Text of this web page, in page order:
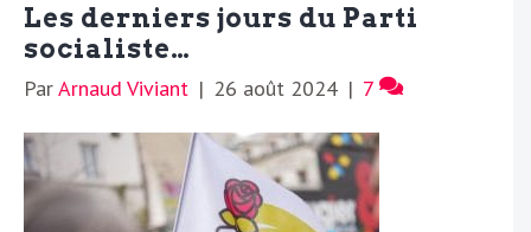
Les derniers jours du Parti
socialiste…
ParArnaud Viviant | 26 août 2024 | 7